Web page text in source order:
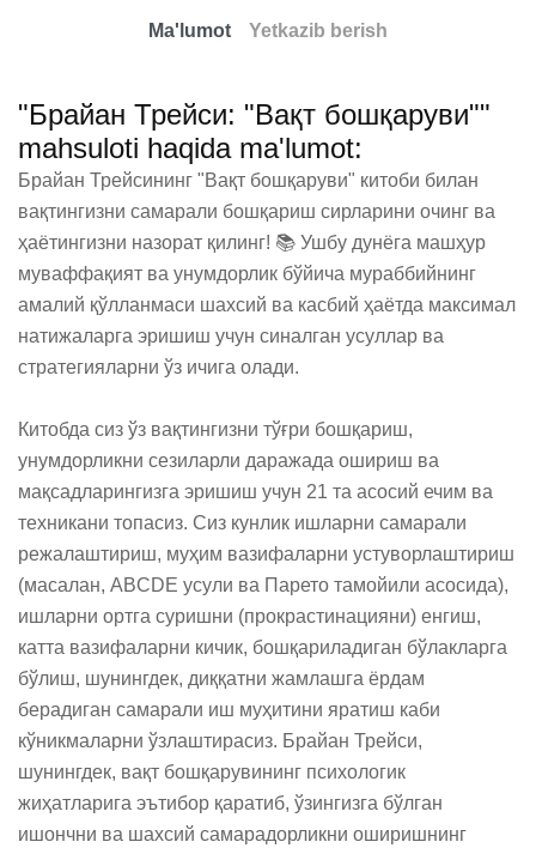
Ma'lumot Yetkazib berish
"Брайан Трейси: "Вақт бошқаруви""
mahsuloti haqida ma'lumot:
Брайан Трейсининг "Вақт бошқаруви" китоби билан
вақтингизни самарали бошқариш сирларини очинг ва
ҳаётингизни назорат қилинг! 📚 Ушбу дунёга машҳур
муваффақият ва унумдорлик бўйича мураббийнинг
амалий қўлланмаси шахсий ва касбий ҳаётда максимал
натижаларга эришиш учун синалган усуллар ва
стратегияларни ўз ичига олади.
Китобда сиз ўз вақтингизни тўғри бошқариш,
унумдорликни сезиларли даражада ошириш ва
мақсадларингизга эришиш учун 21 та асосий ечим ва
техникани топасиз. Сиз кунлик ишларни самарали
режалаштириш, муҳим вазифаларни устуворлаштириш
(масалан, ABCDE усули ва Парето тамойили асосида),
ишларни ортга суришни (прокрастинацияни) енгиш,
катта вазифаларни кичик, бошқариладиган бўлакларга
бўлиш, шунингдек, диққатни жамлашга ёрдам
берадиган самарали иш муҳитини яратиш каби
кўникмаларни ўзлаштирасиз. Брайан Трейси,
шунингдек, вақт бошқарувининг психологик
жиҳатларига эътибор қаратиб, ўзингизга бўлган
ишончни ва шахсий самарадорликни оширишнинг